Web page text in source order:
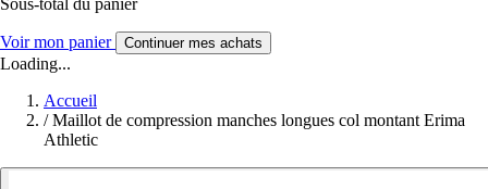
Voir mon panier Continuer mes achats
Loading...
Accueil
/ Maillot de compression manches longues col montant Erima
Athletic